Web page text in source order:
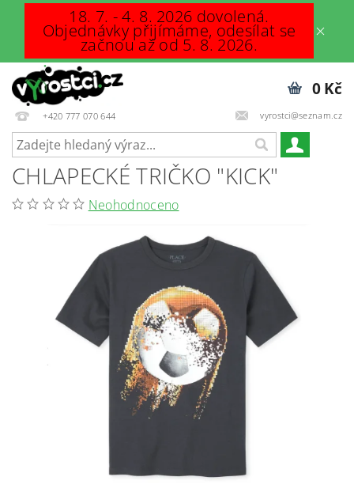
18. 7. - 4. 8. 2026 dovolená.
Objednávky přijímáme, odesílat se
začnou až od 5. 8. 2026.
+420 777 070 644 vyrostci@seznam.cz
0 Kč
CHLAPECKÉ TRIČKO "KICK"
Neohodnoceno